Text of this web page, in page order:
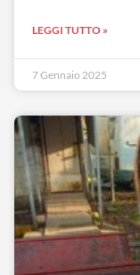
LEGGI TUTTO »
7 Gennaio 2025